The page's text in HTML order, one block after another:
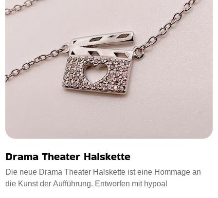
Drama Theater Halskette
Die neue Drama Theater Halskette ist eine Hommage an
die Kunst der Aufführung. Entworfen mit hypoal